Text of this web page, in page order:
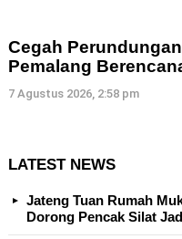
Cegah
Pemalang
7 Agustus 2026, 2:58 pm
LATEST NEWS
Jateng Tuan Rumah
Dorong Pencak Silat